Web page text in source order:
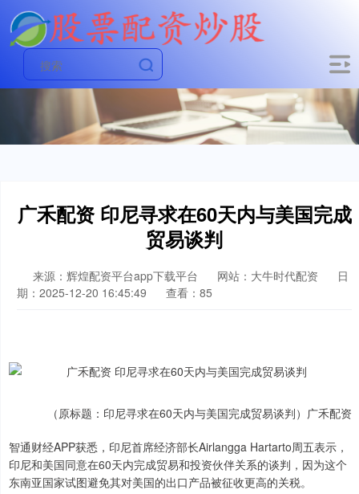
广禾配资 印尼寻求在60天内与美国完成
贸易谈判
来源：辉煌配资平台app下载平台 网站：大牛时代配资
日
期：2025-12-20 16:45:49
查看：85
（原标题：印尼寻求在60天内与美国完成贸易谈判）广禾配资
智通财经APP获悉，印尼首席经济部长Airlangga Hartarto周五表示，
印尼和美国同意在60天内完成贸易和投资伙伴关系的谈判，因为这个
东南亚国家试图避免其对美国的出口产品被征收更高的关税。